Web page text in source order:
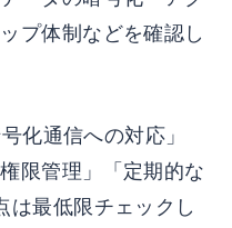
プ体制などを確認し
化通信への対応」
限管理」「定期的な
は最低限チェックし